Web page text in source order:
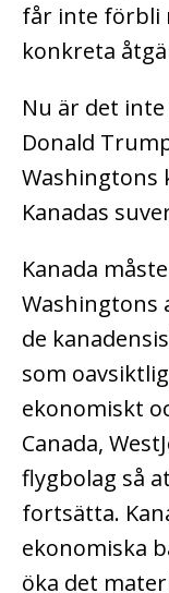
får inte förbli
konkreta
Nu är det
Donald
Washingtons
Kanadas
Kanada
Washingtons
de
som
ekonomiskt
Canada,
flygbolag så
fortsätta.
ekonomiska
öka det